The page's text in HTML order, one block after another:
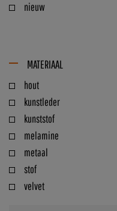
nieuw
MATERIAAL
hout
kunstleder
kunststof
melamine
metaal
stof
velvet